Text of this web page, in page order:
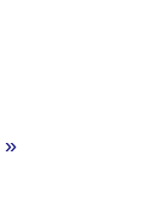
»